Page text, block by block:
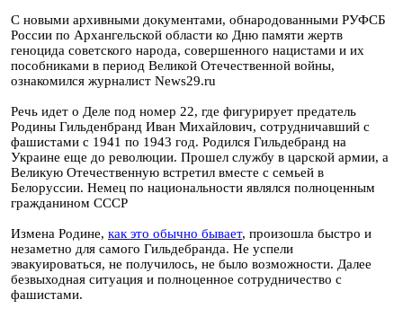
С новыми архивными документами, обнародованными РУФСБ
России по Архангельской области ко Дню памяти жертв
геноцида советского народа, совершенного нацистами и их
пособниками в период Великой Отечественной войны,
ознакомился журналист News29.ru
Речь идет о Деле под номер 22, где фигурирует предатель
Родины Гильденбранд Иван Михайлович, сотрудничавший с
фашистами с 1941 по 1943 год. Родился Гильдебранд на
Украине еще до революции. Прошел службу в царской армии, а
Великую Отечественную встретил вместе с семьей в
Белоруссии. Немец по национальности являлся полноценным
гражданином СССР
Измена Родине, как это обычно бывает, произошла быстро и
незаметно для самого Гильдебранда. Не успели
эвакуироваться, не получилось, не было возможности. Далее
безвыходная ситуация и полноценное сотрудничество с
фашистами.